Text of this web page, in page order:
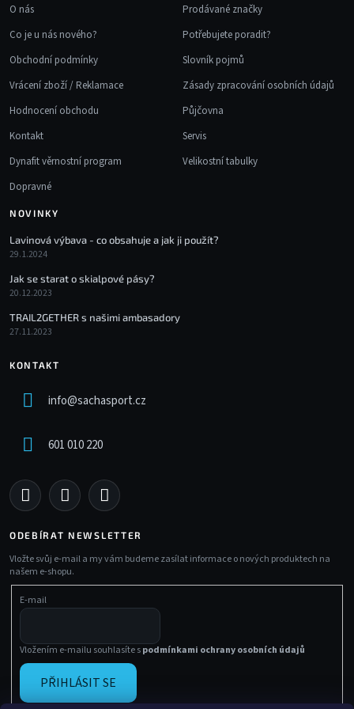
O nás
Co je u nás nového?
Obchodní podmínky
Vrácení zboží / Reklamace
Hodnocení obchodu
Kontakt
Dynafit věrnostní program
Dopravné
Prodávané značky
Potřebujete poradit?
Slovník pojmů
Zásady zpracování osobních údajů
Půjčovna
Servis
Velikostní tabulky
NOVINKY
Lavinová výbava - co obsahuje a jak ji použít?
29.1.2024
Jak se starat o skialpové pásy?
20.12.2023
TRAIL2GETHER s našimi ambasadory
27.11.2023
KONTAKT
info@sachasport.cz
601 010 220
ODEBÍRAT NEWSLETTER
Vložte svůj e-mail a my vám budeme zasílat informace o nových produktech na
našem e-shopu.
E-mail
Vložením e-mailu souhlasíte spodmínkami ochrany osobních údajů
PŘIHLÁSIT SE